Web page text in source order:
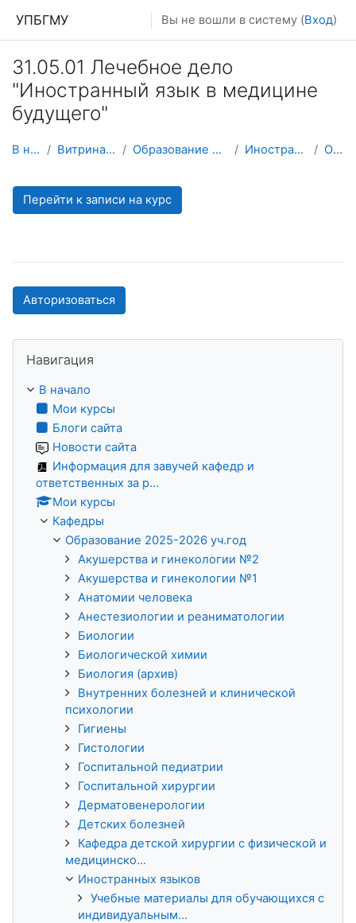
УПБГМУ Вы не вошли в систему (Вход)
31.05.01 Лечебное дело
"Иностранный язык в медицине
будущего"
В начало Витрина курсов 3KL Образование 2025-2026 уч.год Иностранных языков О курсе
Перейти к записи на курс
Авторизоваться
Навигация
В начало
Мои курсы
Блоги сайта
Новости сайта
Информация для завучей кафедр и
ответственных за р...
Мои курсы
Кафедры
Образование 2025-2026 уч.год
Акушерства и гинекологии №2
Акушерства и гинекологии №1
Анатомии человека
Анестезиологии и реаниматологии
Биологии
Биологической химии
Биология (архив)
Внутренних болезней и клинической
психологии
Гигиены
Гистологии
Госпитальной педиатрии
Госпитальной хирургии
Дерматовенерологии
Детских болезней
Кафедра детской хирургии с физической и
медицинско...
Иностранных языков
Учебные материалы для обучающихся с
индивидуальным...